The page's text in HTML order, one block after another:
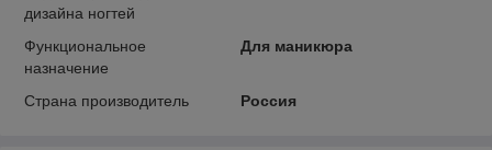
дизайна ногтей
Функциональное
назначение
Для маникюра
Страна производитель Россия